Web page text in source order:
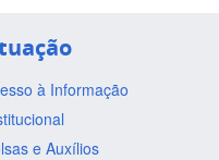
à Informação
e Auxílios